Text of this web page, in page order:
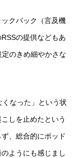
クバック（言及機
の提供などもあ
のきめ細やかさな
なった」という状
しを止めたという
、総合的にポッド
ようにも感じまし